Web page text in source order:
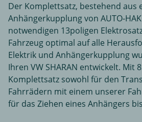
Der Komplettsatz, bestehend aus
Anhängerkupplung von AUTO-
notwendigen 13poligen
Fahrzeug optimal auf alle
Elektrik und Anhängerkupplung
Ihren VW SHARAN entwickelt. Mit
Komplettsatz sowohl für den
Fahrrädern mit einem unserer
für das Ziehen eines Anhängers